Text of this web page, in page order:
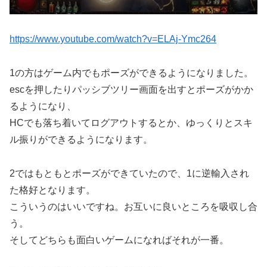
https://www.youtube.com/watch?v=ELAj-Ymc264
1の方はゲーム内でもポーズができるようになりました。
escを押したりパッシブツリー画面を出すとポーズがかか
るようになり、
HCでも落ち着いてログアウトするとか、ゆっくりとスキ
ル振りができるようになります。
2ではもともとポーズができていたので、1に逆輸入され
た格好となります。
こういうのはいいですね。お互いに良いところを吸収し合
う。
そしてどちらも面白いゲームになればそれが一番。